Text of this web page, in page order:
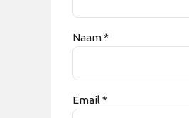
Naam *
Email *